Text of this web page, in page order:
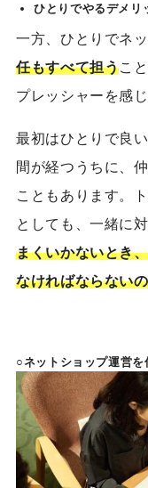
ひとりでやるデメリ
一方、ひとりでネ
任もすべて担うこ
プレッシャーを感
最初はひとりで良い
間が経つうちに、
こともあります。
としても、一緒に
まくいかないとき
なければならない
○ネットショップ運営